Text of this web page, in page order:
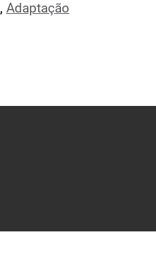
, Adaptação